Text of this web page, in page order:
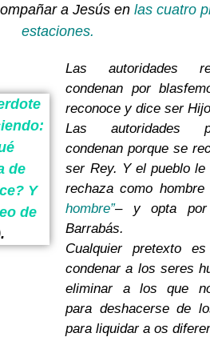
a Jesús enlas cuatro
estaciones.
de
Y
de
Las autoridades
condenan por
reconoce y dice ser
Las autoridades
condenan porque se
ser Rey. Y el pueblo le
rechaza como hombre
hombre”– y opta por
Barrabás.
Cualquier pretexto
condenar a los seres
eliminar a los que
para deshacerse de
para liquidar a os